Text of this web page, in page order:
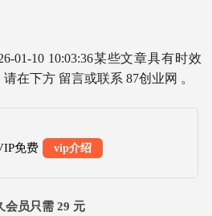
01-10 10:03:36某些文章具有时效
在下方 留言或联系 87创业网 。
免费 vip介绍
会员只需 29 元